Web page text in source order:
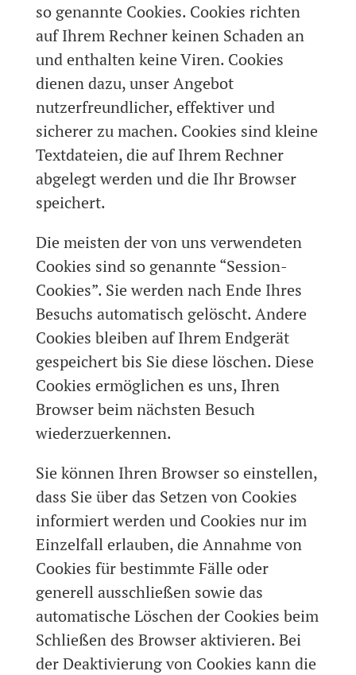
so genannte Cookies. Cookies richten
auf Ihrem Rechner keinen Schaden an
und enthalten keine Viren. Cookies
dienen dazu, unser Angebot
nutzerfreundlicher, effektiver und
sicherer zu machen. Cookies sind kleine
Textdateien, die auf Ihrem Rechner
abgelegt werden und die Ihr Browser
speichert.
Die meisten der von uns verwendeten
Cookies sind so genannte “Session-
Cookies”. Sie werden nach Ende Ihres
Besuchs automatisch gelöscht. Andere
Cookies bleiben auf Ihrem Endgerät
gespeichert bis Sie diese löschen. Diese
Cookies ermöglichen es uns, Ihren
Browser beim nächsten Besuch
wiederzuerkennen.
Sie können Ihren Browser so einstellen,
dass Sie über das Setzen von Cookies
informiert werden und Cookies nur im
Einzelfall erlauben, die Annahme von
Cookies für bestimmte Fälle oder
generell ausschließen sowie das
automatische Löschen der Cookies beim
Schließen des Browser aktivieren. Bei
der Deaktivierung von Cookies kann die